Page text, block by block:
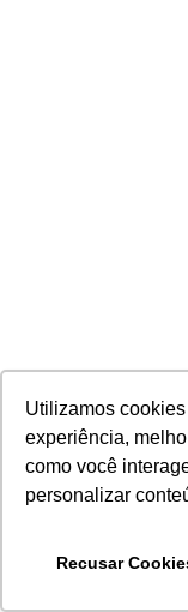
Utilizamos
experiência,
como você
personalizar
Recusar
e
2025 Vetplus|